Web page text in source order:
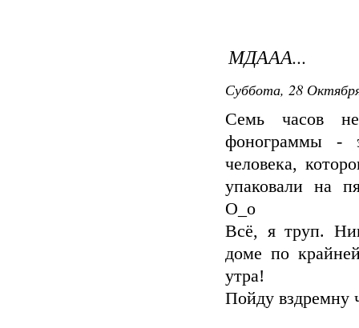
МДААА...
Суббота, 28
Семь часов
фонограммы -
человека,
упаковали на
О_о
Всё, я труп.
доме по
утра!
Пойду вздремну